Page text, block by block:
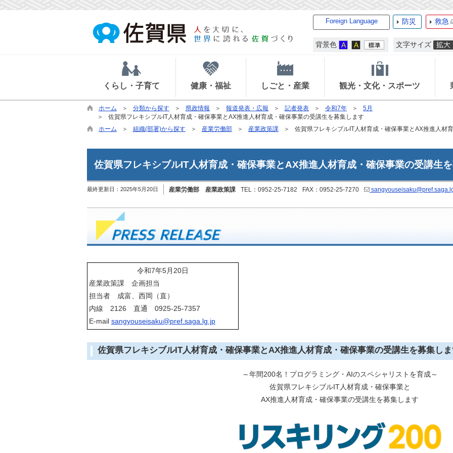
Foreign Language 防災 救急
背景色 文字サイズ
くらし・子育て 健康・福祉 しごと・産業 観光・文化・スポーツ
ホーム 分類から探す 県政情報 報道発表・広報 記者発表 令和7年
5月
佐賀県フレキシブルIT人材育成・確保事業とAX推進人材育成・確保事業の受講生を募集します
ホーム
組織(部署)から探す 産業労働部 産業政策課 佐賀県フレキシブルIT人材育成・確保事業とAX推進人材
佐賀県フレキシブルIT人材育成・確保事業とAX推進人材育成・確保事業の受講生
最終更新日： 2025年5月20日 産業労働部 産業政策課 TEL：0952-25-7182 FAX：0952-25-7270
令和7年5月20日
産業政策課 企画担当
担当者 成富、西岡（直）
内線 2126 直通 0925-25-7357
E-mail sangyouseisaku@pref.saga.lg.jp
佐賀県フレキシブルIT人材育成・確保事業とAX推進人材育成・確保事業の受講生を募集し
～年間200名！プログラミング・AIのスペシャリストを育成～
佐賀県フレキシブルIT人材育成・確保事業と
AX推進人材育成・確保事業の受講生を募集します